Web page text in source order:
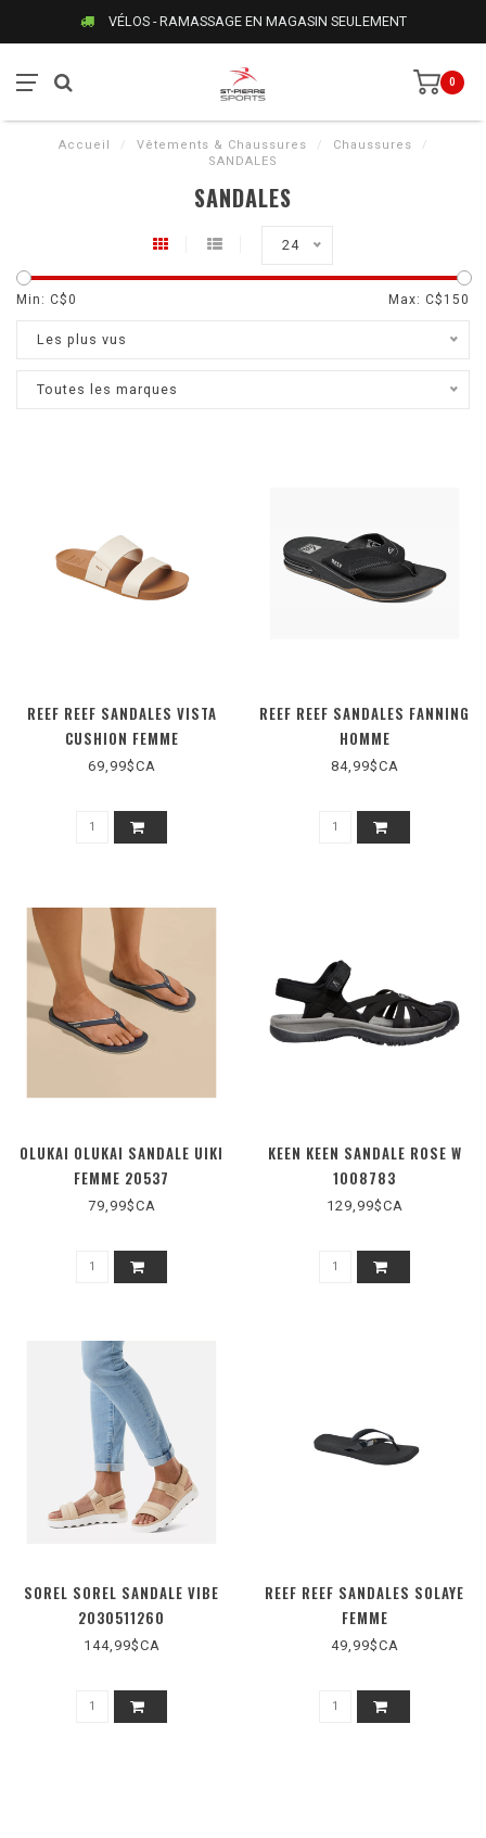
VÉLOS - RAMASSAGE EN MAGASIN SEULEMENT
0
Accueil / Vêtements & Chaussures / Chaussures
/
SANDALES
SANDALES
24
Min: C$0 Max: C$ 150
Les plus vus
Toutes les marques
REEF REEF SANDALES VISTA
CUSHION FEMME
69,99$CA
REEF REEF SANDALES FANNING
HOMME
84,99$CA
OLUKAI OLUKAI SANDALE UIKI
FEMME 20537
79,99$CA
KEEN KEEN SANDALE ROSE W
1008783
129,99$CA
SOREL SOREL SANDALE VIBE
2030511260
144,99$CA
REEF REEF SANDALES SOLAYE
FEMME
49,99$CA